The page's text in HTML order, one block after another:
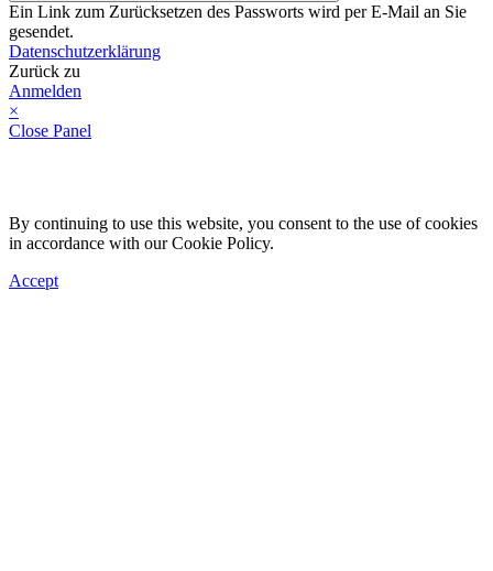
Ein Link zum Zurücksetzen des Passworts wird per E-Mail an Sie
gesendet.
Datenschutzerklärung
Zurück zu
Anmelden
×
Close Panel
By continuing to use this website, you consent to the use of cookies
in accordance with our Cookie Policy.
Accept